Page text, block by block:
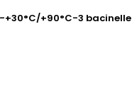
+90°C-3 bacinelle